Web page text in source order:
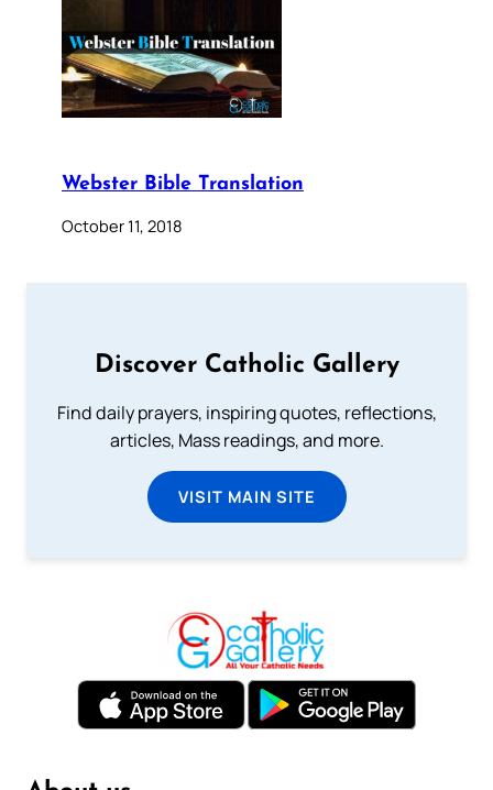
Webster Bible Translation
October 11, 2018
Discover Catholic Gallery
Find daily prayers, inspiring quotes, reflections,
articles, Mass readings, and more.
VISIT MAIN SITE